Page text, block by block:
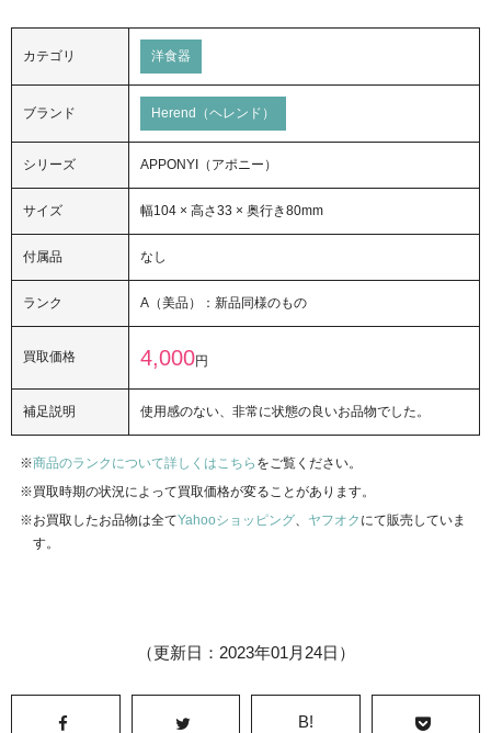
カテゴリ 洋食器
ブランド Herend（ヘレンド）
シリーズ APPONYI（アポニー）
サイズ 幅104 × 高さ33 × 奥行き80mm
付属品 なし
ランク A（美品）：新品同様のもの
買取価格 4,000円
補足説明 使用感のない、非常に状態の良いお品物でした。
商品のランクについて詳しくはこちら をご覧ください。
買取時期の状況によって買取価格が変ることがあります。
お買取したお品物は全てYahooショッピング、 ヤフオク にて販売していま
す。
（更新日：2023年01月24日）
B!